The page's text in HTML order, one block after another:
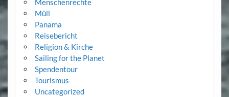
Menschenrechte
Müll
Panama
Reisebericht
Religion & Kirche
Sailing for the Planet
Spendentour
Tourismus
Uncategorized